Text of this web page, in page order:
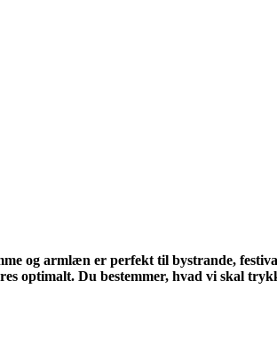
og armlæn er perfekt til bystrande,
optimalt. Du bestemmer, hvad vi skal